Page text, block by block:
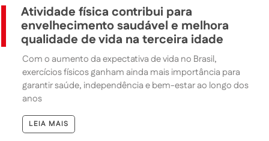
Atividade física contribui para
envelhecimento saudável e melhora
qualidade de vida na terceira idade
Com o aumento da expectativa de vida no Brasil,
exercícios físicos ganham ainda mais importância para
garantir saúde, independência e bem-estar ao longo dos
anos
LEIA MAIS